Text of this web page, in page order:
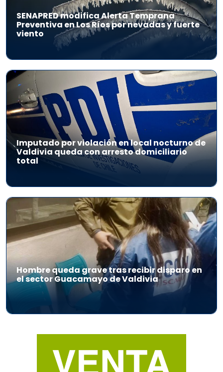
SENAPRED modifica Alerta Temprana
Preventiva en Los Ríos por nevadas y fuerte
viento
Imputado por violación en local nocturno de
Valdivia queda con arresto domiciliario
total
Hombre queda grave tras recibir disparo en
el sector Guacamayo de Valdivia